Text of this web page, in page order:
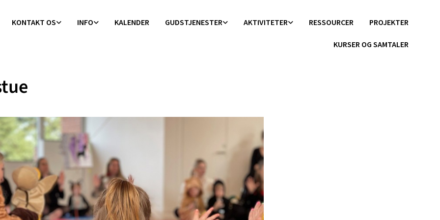
KONTAKT OS INFO KALENDER GUDSTJENESTER AKTIVITETER RESSOURCER PROJEKTER
KURSER OG SAMTALER